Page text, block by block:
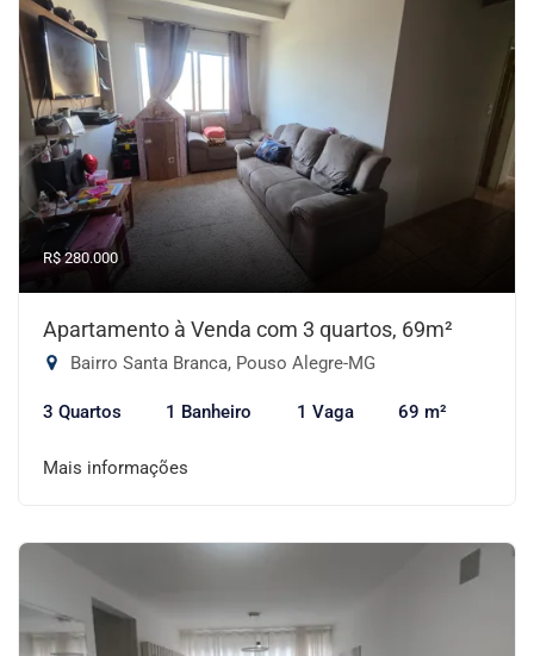
R$ 280.000
Apartamento à Venda com 3 quartos, 69m²
Bairro Santa Branca, Pouso Alegre-MG
3 Quartos 1 Banheiro 1 Vaga 69 m²
Mais informações